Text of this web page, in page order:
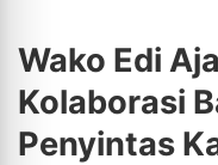
Wako Edi
Kolaborasi
Penyintas